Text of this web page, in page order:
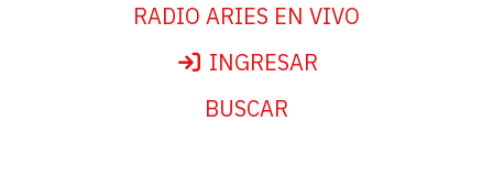
RADIO ARIES EN VIVO
INGRESAR
BUSCAR